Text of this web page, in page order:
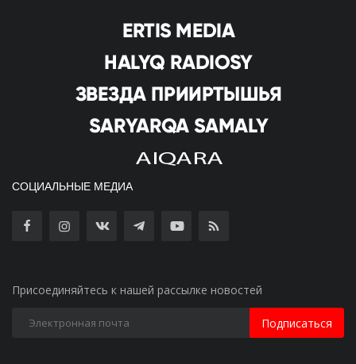
СОЦИАЛЬНЫЕ МЕДИА
Присоединяйтесь к нашей рассылке новостей
Подписаться